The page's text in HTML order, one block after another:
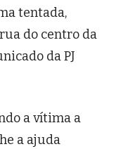
tentada,
do centro da
da PJ
a vítima a
a ajuda